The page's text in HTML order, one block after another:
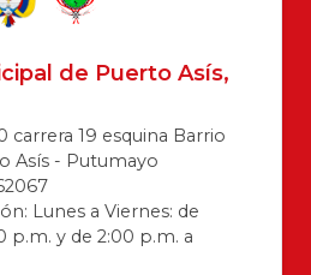
de Puerto Asís,
carrera 19 esquina Barrio
Asís - Putumayo
Lunes a Viernes: de
p.m. y de 2:00 p.m. a